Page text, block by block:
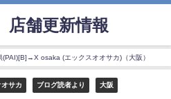
店舗更新情報
(PAI)[B]→X osaka (エックスオオサカ)（大阪）
オサカ ブログ読者より 大阪